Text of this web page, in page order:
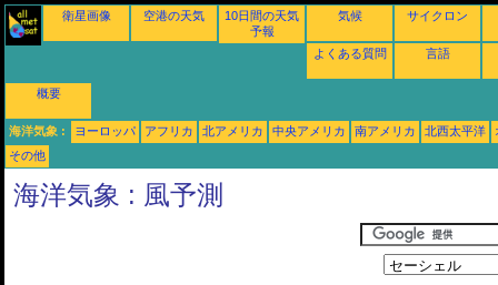
衛星画像 空港の天気
10日間の天気
予報
気候 サイクロン
よくある質問 言語
概要
海洋気象 : ヨーロッパ アフリカ 北アメリカ 中央アメリカ 南アメリカ 北西太平洋
その他
海洋気象 : 風予測